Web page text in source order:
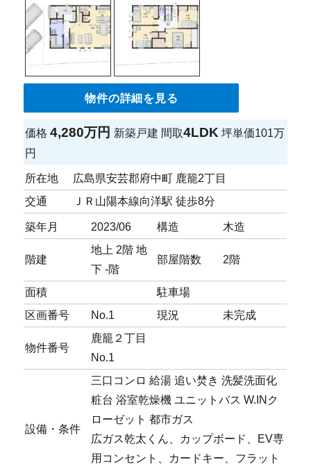
物件の詳細を見る
価格 4,280万円 新築戸建 間取4LDK 坪単価101万
円
所在地
広島県安芸郡府中町 鹿籠2丁目
交通
ＪＲ山陽本線向洋駅 徒歩8分
築年月 2023/06 構造 木造
階建
地上 2階 地
下 -階
部屋階数 2階
面積
駐車場
区画番号
No.1 現況 未完成
物件番号
鹿籠２丁目
No.1
設備・条件
三口コンロ 給湯 追い焚き 洗髪洗面化
粧台 浴室乾燥機 ユニットバス W.INク
ローゼット 都市ガス
広ガス乾太くん、カップボード、EV専
用コンセント、カードキー、フラット